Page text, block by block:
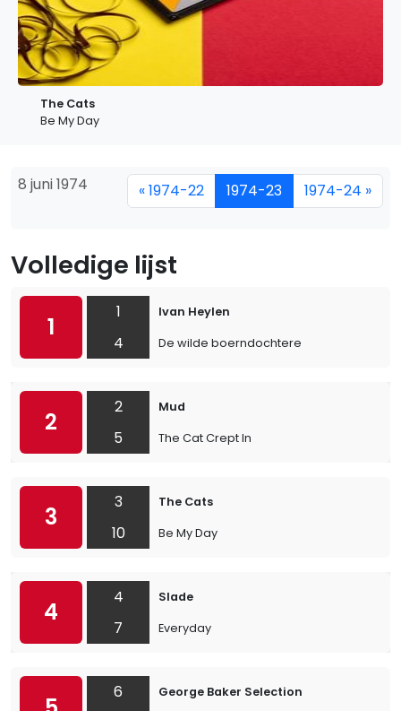
The Cats
Be My Day
8 juni 1974 « 1974-22 1974-23 1974-24 »
Volledige lijst
1
1
4
Ivan Heylen
De wilde boerndochtere
2
2
5
Mud
The Cat Crept In
3
3
10
The Cats
Be My Day
4
4
7
Slade
Everyday
6 George Baker Selection